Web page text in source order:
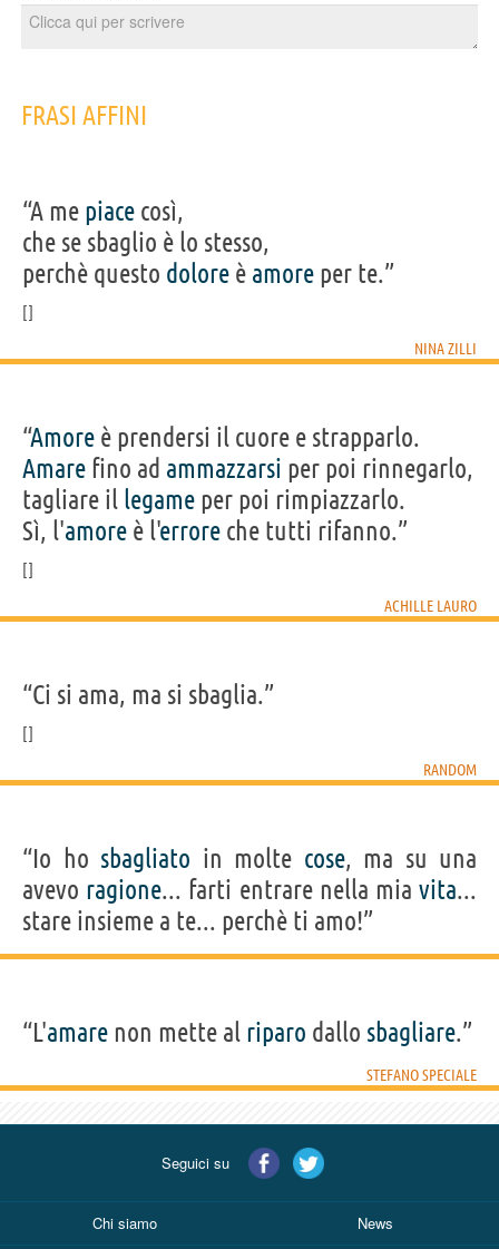
FRASI AFFINI
“A me piace così,
che se sbaglio è lo stesso,
perchè questo dolore è amore per te.”
NINA ZILLI
“Amore è prendersi il cuore e strapparlo.
Amare fino ad ammazzarsi per poi rinnegarlo,
tagliare il legame per poi rimpiazzarlo.
Sì, l'amore è l'errore che tutti rifanno.”
ACHILLE LAURO
“Ci si ama, ma si sbaglia.”
RANDOM
“Io ho sbagliato in molte cose, ma su una
avevo ragione... farti entrare nella miavita...
stare insieme a te... perchè ti amo!”
“L'amare non mette al riparo dallo sbagliare.”
STEFANO SPECIALE
Seguici su
Chi siamo News